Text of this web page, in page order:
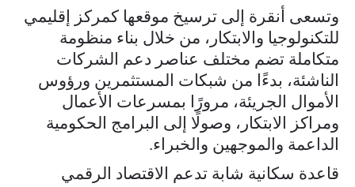
وتسعى أنقرة إلى ترسيخ موقعها كمركز إقليمي
للتكنولوجيا والابتكار، من خلال بناء منظومة
متكاملة تضم مختلف عناصر دعم الشركات
الناشئة، بدءًا من شبكات المستثمرين ورؤوس
الأموال الجريئة، مرورًا بمسرعات الأعمال
ومراكز الابتكار، وصولًا إلى البرامج الحكومية
الداعمة والموجهين والخبراء.
قاعدة سكانية شابة تدعم الاقتصاد الرقمي